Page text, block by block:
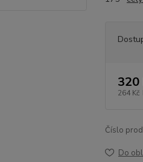
320
264 Kč
Číslo
Do